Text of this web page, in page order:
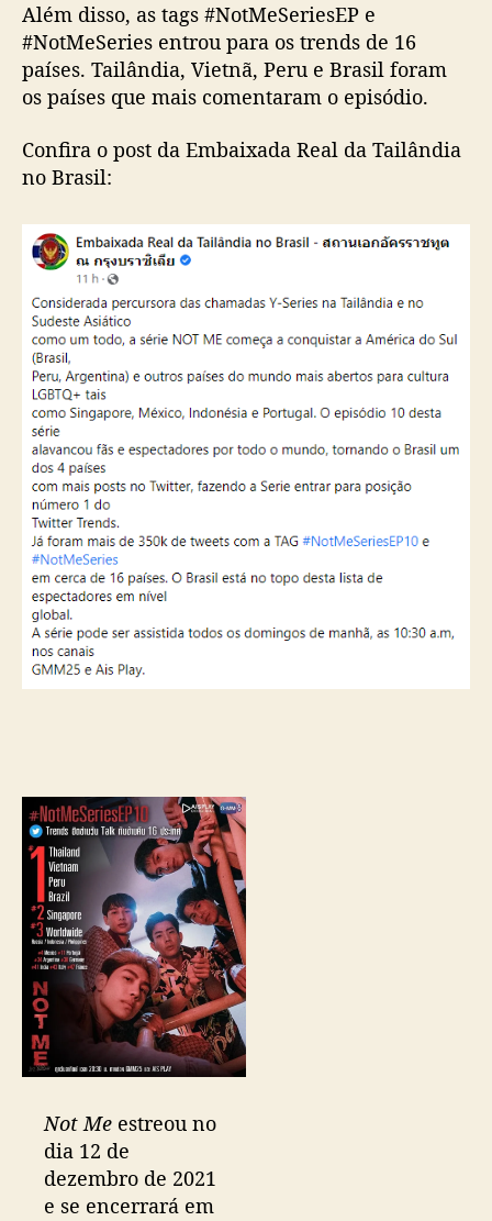
a
s
i
e
a
c
n
m
o
d
e
N
t
e
Além disso, as tags #NotMeSeriesEP e
#NotMeSeries entrou para os trends de 16
países. Tailândia, Vietnã, Peru e Brasil foram
os países que mais comentaram o episódio.
Confira o post da Embaixada Real da Tailândia
no Brasil:
Not Me estreou no
dia 12 de
dezembro de 2021
e se encerrará em